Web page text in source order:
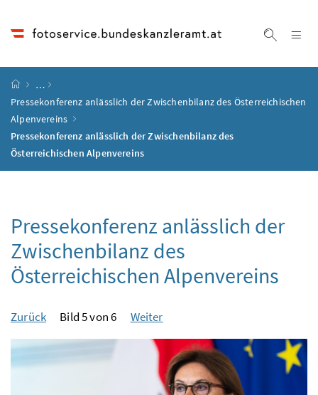
Startseite
…
Pressekonferenz anlässlich der Zwischenbilanz des Österreichischen
Alpenvereins
Pressekonferenz anlässlich der Zwischenbilanz des
Österreichischen Alpenvereins
Pressekonferenz anlässlich der
Zwischenbilanz des
Österreichischen Alpenvereins
Zurück Bild 5 von 6 Weiter